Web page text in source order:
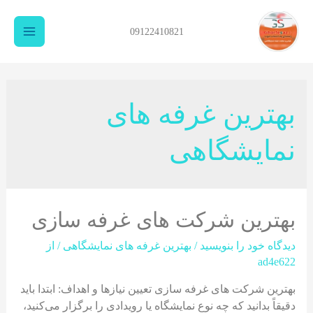
09122410821
Main
بهترین غرفه های
نمایشگاهی
بهترین شرکت های غرفه سازی
دیدگاه‌ خود را بنویسید / بهترین غرفه های نمایشگاهی / از
ad4e622
بهترین شرکت های غرفه سازی تعیین نیازها و اهداف: ابتدا باید
دقیقاً بدانید که چه نوع نمایشگاه یا رویدادی را برگزار می‌کنید،